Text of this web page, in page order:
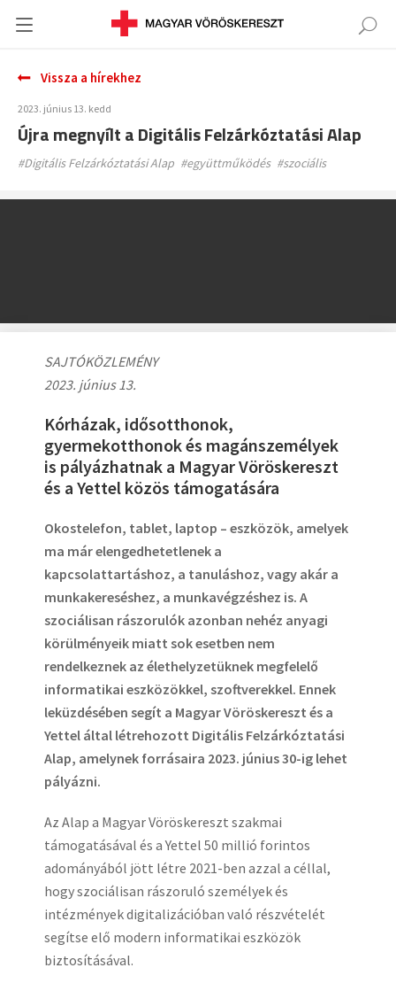
Vissza a hírekhez
2023. június 13. kedd
Újra megnyílt a Digitális Felzárkóztatási Alap
#Digitális Felzárkóztatási Alap #együttműködés #szociális
SAJTÓKÖZLEMÉNY
2023. június 13.
Kórházak, idősotthonok,
gyermekotthonok és magánszemélyek
is pályázhatnak a Magyar Vöröskereszt
és a Yettel közös támogatására
Okostelefon, tablet, laptop – eszközök, amelyek
ma már elengedhetetlenek a
kapcsolattartáshoz, a tanuláshoz, vagy akár a
munkakereséshez, a munkavégzéshez is. A
szociálisan rászorulók azonban nehéz anyagi
körülményeik miatt sok esetben nem
rendelkeznek az élethelyzetüknek megfelelő
informatikai eszközökkel, szoftverekkel. Ennek
leküzdésében segít a Magyar Vöröskereszt és a
Yettel által létrehozott Digitális Felzárkóztatási
Alap, amelynek forrásaira 2023. június 30-ig lehet
pályázni.
Az Alap a Magyar Vöröskereszt szakmai
támogatásával és a Yettel 50 millió forintos
adományából jött létre 2021-ben azzal a céllal,
hogy szociálisan rászoruló személyek és
intézmények digitalizációban való részvételét
segítse elő modern informatikai eszközök
biztosításával.